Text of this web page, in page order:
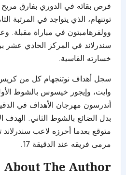
فرص بقائه في الدوري بفارق مريح
توتنهام، الذي يتواجد في المرتبة
وولفرهامبتون في مباراة مقبلة.
خسارته القاسية.
سجل أهداف نوتنجهام كل من
وايت، وإيجور خيسوس بالشوط
أندرسون مهرجان الأهداف في
بدل الضائع بالشوط الثاني. الهدف
متوقع بعدما أحرزه لاعب
مرمى فريقه عند الدقيقة 17.
About The Author